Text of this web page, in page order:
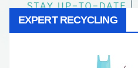
EXPERT RECYCLING